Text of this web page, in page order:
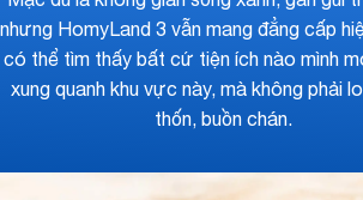
cho giới thượng lưu nhưng mức giá chỉ ở
Đáp ứng được nhu cầu về an cư, đầu tư
đầu khu vực cho mọi khách hàng và nhà
đầu tư